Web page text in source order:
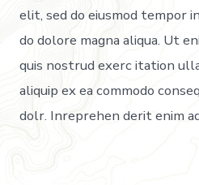
elit, sed do eiusmod tempor
do dolore magna aliqua. Ut
quis nostrud exerc itation
aliquip ex ea commodo
dolr. Inreprehen derit enim